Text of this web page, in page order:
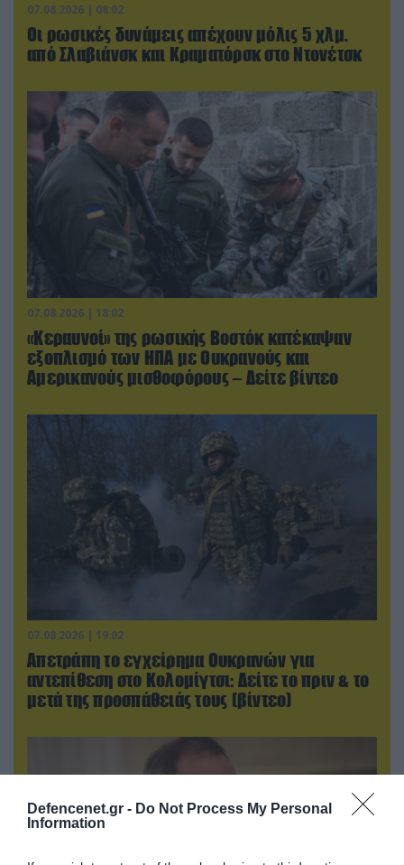
Defencenet.gr - Do Not Process My Personal
Information
07.08.2026 | 08:02
Οι ρωσικές δυνάμεις απέχουν μόλις 5 χλμ.
από Σλαβιάνσκ και Κραματόρσκ στο Ντονέτσκ
07.08.2026 | 18:02
«Κεραυνοί» της ρωσικής Βοστόκ κατέκαψαν
εξοπλισμό των ΗΠΑ με Ουκρανούς και
Αμερικανούς μισθοφόρους – Δείτε βίντεο
07.08.2026 | 19:02
Απετράπη το εγχείρημα Ουκρανών για
αντεπίθεση στο Κολομίγτσι: Δείτε το πριν & το
μετά της προσπάθειάς τους (βίντεο)